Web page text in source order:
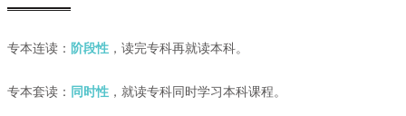
专本连读： 阶段性 ，读完专科再就读本科。
专本套读： 同时性 ，就读专科同时学习本科课程。